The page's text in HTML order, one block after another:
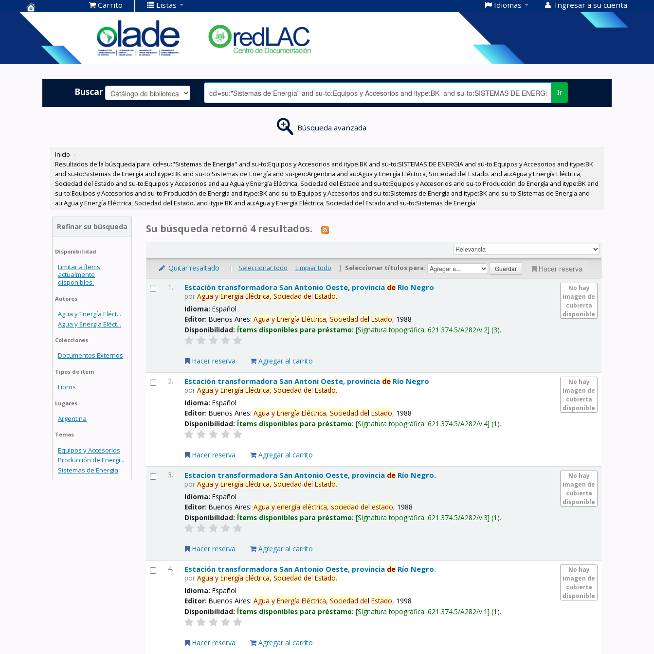
Centro de
Documentación
OLADE -
Carrito Listas Idiomas Ingresar a su cuenta
Buscar Ir
Búsqueda avanzada
Inicio ›
Resultados de la búsqueda para 'ccl=su:"Sistemas de Energía" and su-to:Equipos y Accesorios and itype:BK and su-to:SISTEMAS DE ENERGIA and su-to:Equipos y Accesorios and itype:BK
and su-to:Sistemas de Energía and itype:BK and su-to:Sistemas de Energía and su-geo:Argentina and au:Agua y Energía Eléctrica, Sociedad del Estado. and au:Agua y Energía Eléctrica,
Sociedad del Estado and su-to:Equipos y Accesorios and au:Agua y Energía Eléctrica, Sociedad del Estado and su-to:Equipos y Accesorios and su-to:Producción de Energía and itype:BK and
su-to:Equipos y Accesorios and su-to:Producción de Energía and itype:BK and su-to:Equipos y Accesorios and su-to:Sistemas de Energía and itype:BK and su-to:Sistemas de Energía and
au:Agua y Energía Eléctrica, Sociedad del Estado. and itype:BK and au:Agua y Energía Eléctrica, Sociedad del Estado and su-to:Sistemas de Energía'
Refinar su búsqueda
Disponibilidad
Limitar a ítems
actualmente
disponibles.
Autores
Agua y Energía Eléct...
Agua y Energía Eléct...
Colecciones
Documentos Externos
Tipos de ítem
Libros
Lugares
Argentina
Temas
Equipos y Accesorios
Producción de Energí...
Sistemas de Energía
Su búsqueda retornó 4 resultados.
Quitar resaltado | Seleccionar todo Limpiar todo | Seleccionar títulos para: Hacer reserva
1.
No hay
imagen de
cubierta
disponible
Estación transformadora San Antonio Oeste, provincia de Río Negro
porAgua y Energía Eléctrica, Sociedad delEstado.
Idioma:Español
Editor:Buenos Aires:Agua y Energía Eléctrica, Sociedad delEstado, 1988
Disponibilidad: Ítems disponibles para préstamo: Signatura topográfica:621.374.5/A282/v.2 (3).
Hacer reserva Agregar al carrito
2.
No hay
imagen de
cubierta
disponible
Estación transformadora San Antoni Oeste, provincia de Río Negro
porAgua y Energía Eléctrica, Sociedad delEstado.
Idioma:Español
Editor:Buenos Aires:Agua y Energía Eléctrica, Sociedad delEstado, 1988
Disponibilidad: Ítems disponibles para préstamo: Signatura topográfica:621.374.5/A282/v.4 (1).
Hacer reserva Agregar al carrito
3.
No hay
imagen de
cubierta
disponible
Estacion transformadora San Antonio Oeste, provincia de Río Negro.
porAgua y Energía Eléctrica, Sociedad delEstado.
Idioma:Español
Editor:Buenos Aires:Agua y energía eléctrica, sociedad delestado, 1988
Disponibilidad: Ítems disponibles para préstamo: Signatura topográfica:621.374.5/A282/v.3 (1).
Hacer reserva Agregar al carrito
4.
No hay
imagen de
cubierta
disponible
Estación transformadora San Antonio Oeste, provincia de Río Negro.
porAgua y Energía Eléctrica, Sociedad delEstado.
Idioma:Español
Editor:Buenos Aires:Agua y Energía Eléctrica, Sociedad delEstado, 1998
Disponibilidad: Ítems disponibles para préstamo: Signatura topográfica:621.374.5/A282/v.1 (1).
Hacer reserva Agregar al carrito